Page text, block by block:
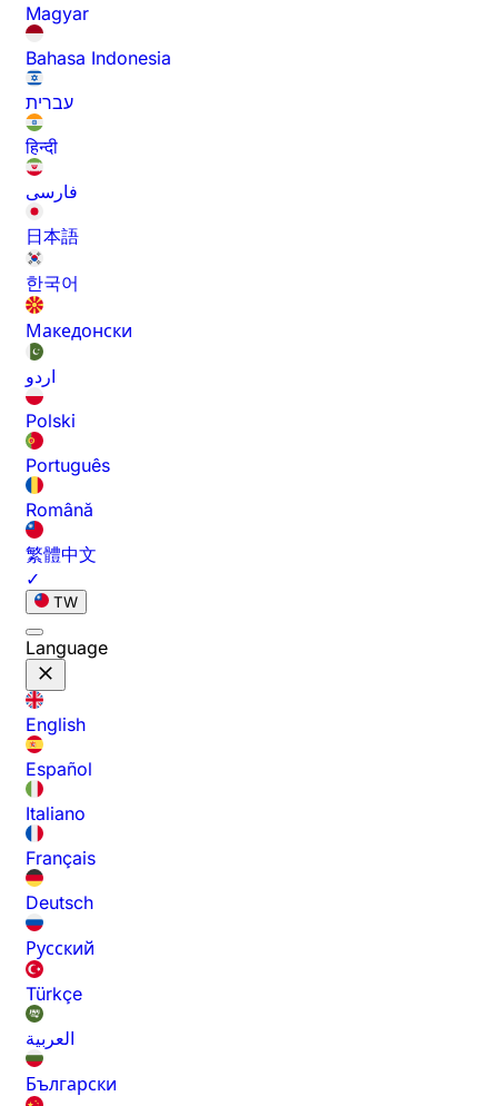
Magyar
Bahasa Indonesia
עברית
हिन्दी
فارسی
日本語
한국어
Македонски
اردو
Polski
Português
Română
繁體中文
✓
TW
Language
English
Español
Italiano
Français
Deutsch
Русский
Türkçe
العربية
Български